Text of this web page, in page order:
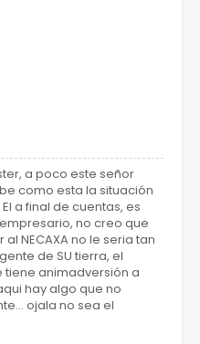
a poco este señor
como esta la situación
a final de cuentas, es
no creo que
NECAXA no le seria tan
de SU tierra, el
animadversión a
hay algo que no
ojala no sea el